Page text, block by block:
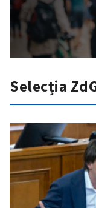
Selecția